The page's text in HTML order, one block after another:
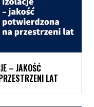
– JAKOŚĆ
LAT